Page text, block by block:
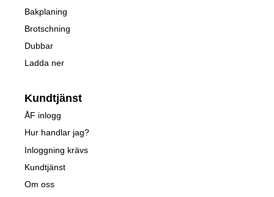
Bakplaning
Brotschning
Dubbar
Ladda ner
Kundtjänst
ÅF inlogg
Hur handlar jag?
Inloggning krävs
Kundtjänst
Om oss